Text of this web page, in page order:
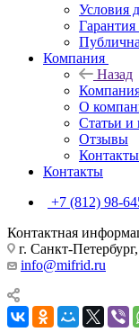
Условия
Гарантия
Компания
Назад
О
Статьи и
Отзывы
Контакты
Контакты
+7 (812) 98-
Контактная
г. Санкт-
info@mifrid.ru